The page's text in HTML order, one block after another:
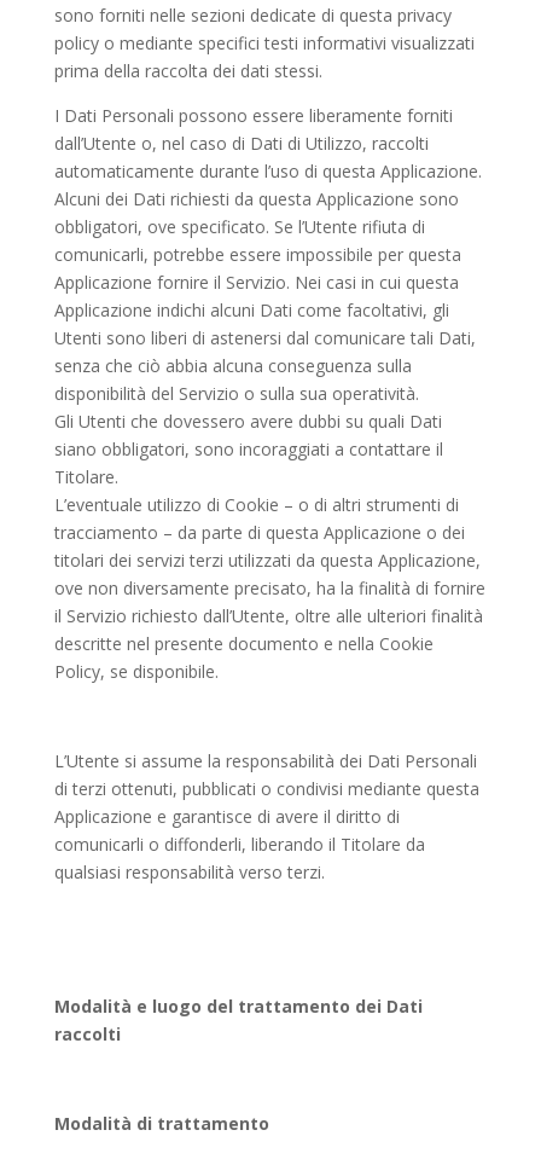
sono forniti nelle sezioni dedicate di questa privacy
policy o mediante specifici testi informativi visualizzati
prima della raccolta dei dati stessi.
I Dati Personali possono essere liberamente forniti
dall’Utente o, nel caso di Dati di Utilizzo, raccolti
automaticamente durante l’uso di questa Applicazione.
Alcuni dei Dati richiesti da questa Applicazione sono
obbligatori, ove specificato. Se l’Utente rifiuta di
comunicarli, potrebbe essere impossibile per questa
Applicazione fornire il Servizio. Nei casi in cui questa
Applicazione indichi alcuni Dati come facoltativi, gli
Utenti sono liberi di astenersi dal comunicare tali Dati,
senza che ciò abbia alcuna conseguenza sulla
disponibilità del Servizio o sulla sua operatività.
Gli Utenti che dovessero avere dubbi su quali Dati
siano obbligatori, sono incoraggiati a contattare il
Titolare.
L’eventuale utilizzo di Cookie – o di altri strumenti di
tracciamento – da parte di questa Applicazione o dei
titolari dei servizi terzi utilizzati da questa Applicazione,
ove non diversamente precisato, ha la finalità di fornire
il Servizio richiesto dall’Utente, oltre alle ulteriori finalità
descritte nel presente documento e nella Cookie
Policy, se disponibile.
L’Utente si assume la responsabilità dei Dati Personali
di terzi ottenuti, pubblicati o condivisi mediante questa
Applicazione e garantisce di avere il diritto di
comunicarli o diffonderli, liberando il Titolare da
qualsiasi responsabilità verso terzi.
Modalità e luogo del trattamento dei Dati
raccolti
Modalità di trattamento